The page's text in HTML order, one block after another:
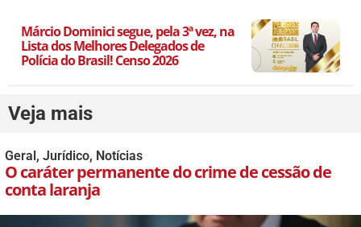
Márcio Dominici segue, pela 3ª vez, na
Lista dos Melhores Delegados de
Polícia do Brasil! Censo 2026
Veja mais
Geral, Jurídico, Notícias
O caráter permanente do crime de cessão de
conta laranja